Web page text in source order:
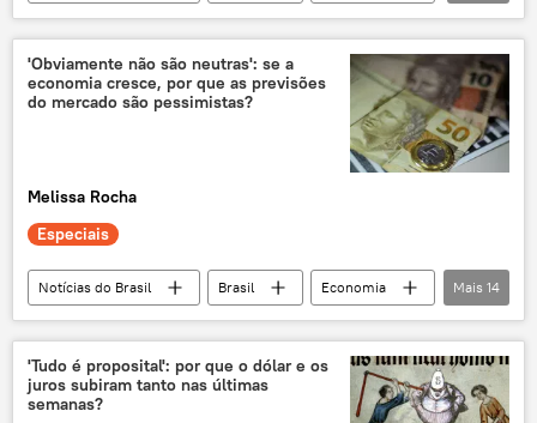
Luiz Inácio Lula da Silva
Dilma Rousseff
Congresso
isenção
imposto de renda
governo
exclusiva
'Obviamente não são neutras': se a
economia cresce, por que as previsões
do mercado são pessimistas?
Melissa Rocha
Especiais
Notícias do Brasil Brasil
Economia
Luiz Inácio Lula da Silva
Banco Central
Congresso
Selic
inflação
taxa de juros
mercado financeiro
Mais 14
'Tudo é proposital': por que o dólar e os
juros subiram tanto nas últimas
semanas?